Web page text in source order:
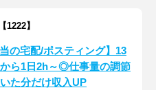
】
当の宅配/ポスティング】13
から1日2h～◎仕事量の調節
た分だけ収入UP